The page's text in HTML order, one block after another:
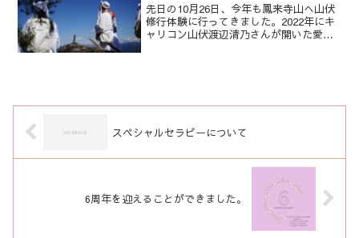
先日の10月26日、今年も鳳来寺山へ山伏
修行体験に行ってきました。2022年にキ
ャリコン山伏渡辺清乃さんが開いた愛知
スペシャルセラピーについて
6周年を迎えることができました。